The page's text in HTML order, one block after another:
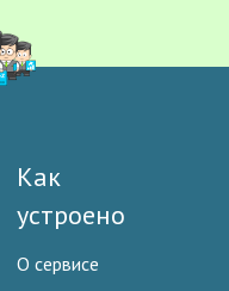
Как
устроено
О сервисе